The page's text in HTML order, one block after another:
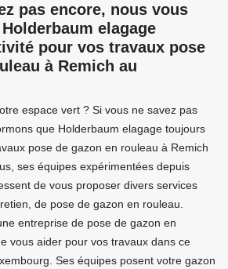
pas encore, nous vous
elagage
pour vos travaux pose
à Remich au
espace vert ? Si vous ne savez pas
que Holderbaum elagage toujours
pose de gazon en rouleau à Remich
ses équipes expérimentées depuis
de vous proposer divers services
de pose de gazon en rouleau.
entreprise de pose de gazon en
vous aider pour vos travaux dans ce
Ses équipes posent votre gazon